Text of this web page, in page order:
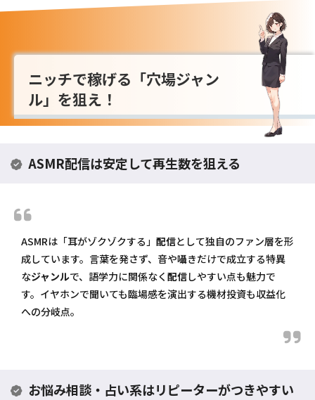
ニッチで稼げる「穴場ジャン
ル」を狙え！
ASMR配信は安定して再生数を狙える
ASMRは「耳がゾクゾクする」 配信として独自のファン層を形
成しています。言葉を発さず、音や囁きだけで成立する特異
なジャンルで、語学力に関係なく 配信しやすい点も魅力で
す。イヤホンで聞いても臨場感を演出する機材投資も収益化
への分岐点。
お悩み相談・占い系はリピーターがつきやすい